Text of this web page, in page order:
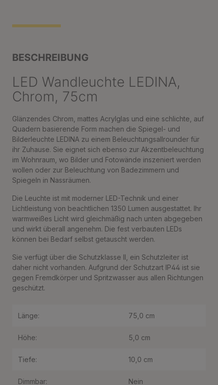
BESCHREIBUNG
LED Wandleuchte LEDINA,
Chrom, 75cm
Glänzendes Chrom, mattes Acrylglas und eine schlichte, auf
Quadern basierende Form machen die Spiegel- und
Bilderleuchte LEDINA zu einem Beleuchtungsallrounder für
ihr Zuhause. Sie eignet sich ebenso zur Akzentbeleuchtung
im Wohnraum, wo Bilder und Fotowände inszeniert werden
wollen oder zur Beleuchtung von Badezimmern und
Spiegeln in Nassräumen.
Die Leuchte ist mit moderner LED-Technik und einer
Lichtleistung von beachtlichen 1350 Lumen ausgestattet. Ihr
warmweißes Licht wird gleichmäßig nach unten abgegeben
und wirkt überall angenehm. Die fest verbauten LEDs
können bei Bedarf selbst getauscht werden.
Sie verfügt über die Schutzklasse II, ein Schutzleiter ist
daher nicht vorhanden. Aufgrund der Schutzart IP44 ist sie
gegen Fremdkörper und Spritzwasser aus allen Richtungen
geschützt.
Länge: 75,0 cm
Höhe: 5,0 cm
Tiefe: 10,0 cm
Dimmbar: Nein